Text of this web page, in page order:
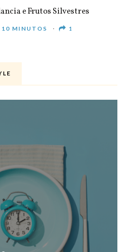
e Frutos Silvestres
10 MINUTOS 1